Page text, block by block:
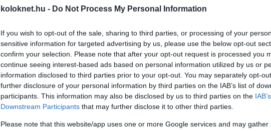
koloknet.hu - Do Not Process My Personal Information
If you wish to opt-out of the sale, sharing to third parties, or processing of your
sensitive information for targeted advertising by us, please use the below opt-out
confirm your selection. Please note that after your opt-out request is processed you
continue seeing interest-based ads based on personal information utilized by us or
information disclosed to third parties prior to your opt-out. You may separately opt-
further disclosure of your personal information by third parties on the IAB’s list of
participants. This information may also be disclosed by us to third parties on the
Downstream Participants that may further disclose it to other third parties.
Please note that this website/app uses one or more Google services and may gather
SNI,
5